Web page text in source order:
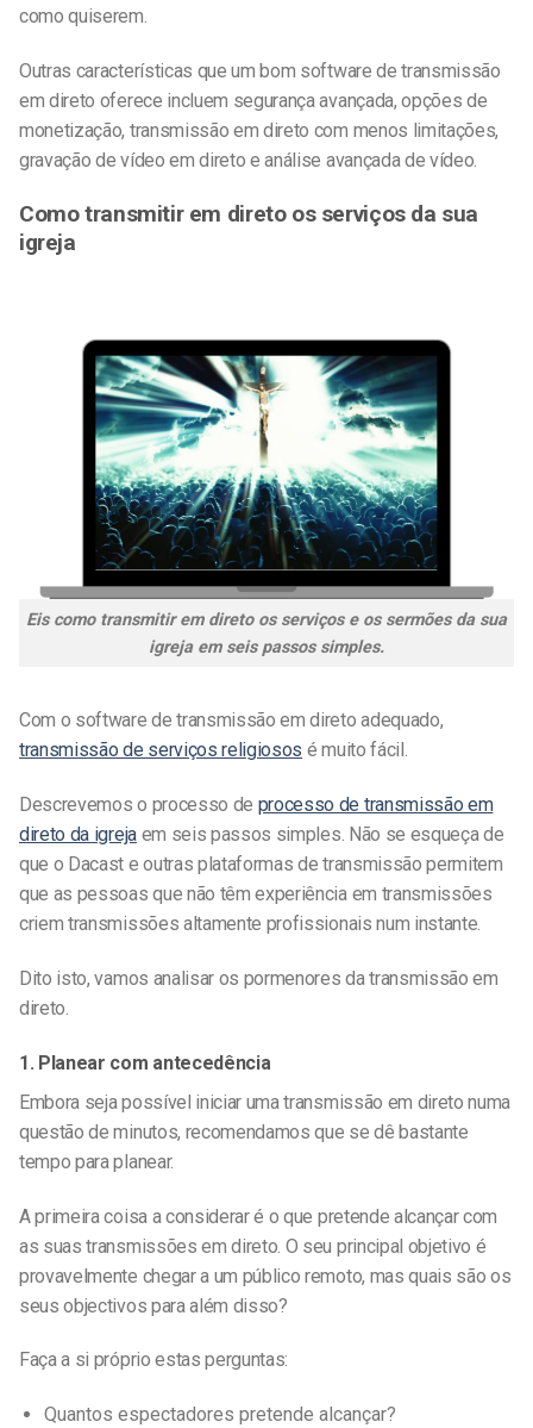
como quiserem.
Outras características que um bom software de transmissão
em direto oferece incluem segurança avançada, opções de
monetização, transmissão em direto com menos limitações,
gravação de vídeo em direto e análise avançada de vídeo.
Como transmitir em direto os serviços da sua
igreja
Eis como transmitir em direto os serviços e os sermões da sua
igreja em seis passos simples.
Com o software de transmissão em direto adequado,
transmissão de serviços religiosos é muito fácil.
Descrevemos o processo de processo de transmissão em
direto da igrejaem seis passos simples. Não se esqueça de
que o Dacast e outras plataformas de transmissão permitem
que as pessoas que não têm experiência em transmissões
criem transmissões altamente profissionais num instante.
Dito isto, vamos analisar os pormenores da transmissão em
direto.
1. Planear com antecedência
Embora seja possível iniciar uma transmissão em direto numa
questão de minutos, recomendamos que se dê bastante
tempo para planear.
A primeira coisa a considerar é o que pretende alcançar com
as suas transmissões em direto. O seu principal objetivo é
provavelmente chegar a um público remoto, mas quais são os
seus objectivos para além disso?
Faça a si próprio estas perguntas:
Quantos espectadores pretende alcançar?